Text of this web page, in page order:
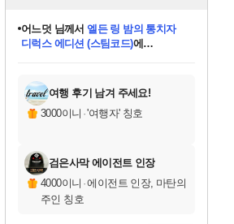
당첨되셨습니다.
당첨되셨습니다.
어느덧 님께서엘든 링 밤의 통치자
디럭스 에디션 (스팀코드)에
당첨되셨습니다.
에디션 (스팀코드) 를 교환.
당첨되셨습니다.
당첨되셨습니다.
당첨되셨습니다.
당첨되셨습니다.
여행 후기 남겨 주세요!
3000이니 ·'여행자' 칭호
검은사막 에이전트 인장
4000이니 ·에이전트 인장, 마탄의
주인 칭호